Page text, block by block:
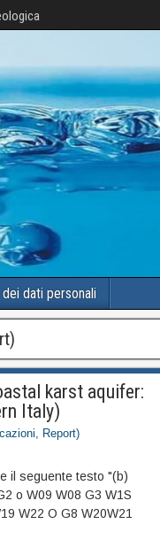
dati personali
karst aquifer:
Italy)
Report)